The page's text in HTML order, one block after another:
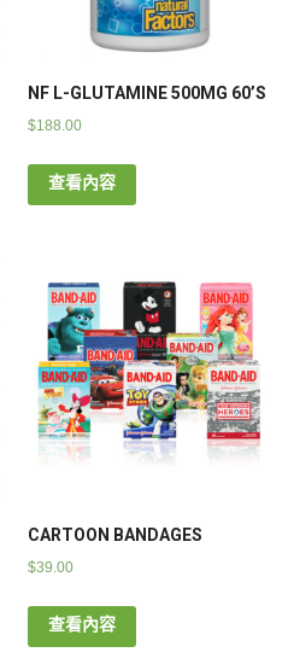
NF L-GLUTAMINE 500MG 60’S
$188.00
查看內容
CARTOON BANDAGES
$39.00
查看內容